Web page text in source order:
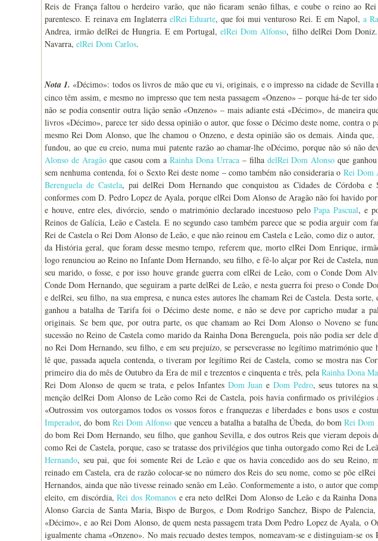
Reis de França faltou o herdeiro varão, que não ficaram senão filhas, e coube o reino ao
parentesco. E reinava em Inglaterra elRei Eduarte, que foi mui venturoso Rei. E em Napol, a
Andrea, irmão delRei de Hungria. E em Portugal,elRei Dom Alfonso, filho delRei Dom
Navarra, elRei Dom Carlos.
Nota 1. «Décimo»: todos os livros de mão que eu vi, originais, e o impresso na cidade de Sevilla
cinco têm assim, e mesmo no impresso que tem nesta passagem «Onzeno» – porque há-de ter
não se podia consentir outra lição senão «Onzeno» – mais adiante está «Décimo», de maneira
livros «Décimo», parece ter sido dessa opinião o autor, que fosse o Décimo deste nome, contra o
mesmo Rei Dom Alonso, que lhe chamou o Onzeno, e desta opinião são os demais. Ainda
fundou, ao que eu creio, numa mui patente razão ao chamar-lhe oDécimo, porque não só não
Alonso de Aragãoque casou com a Rainha Dona Urraca– filha delRei Dom Alonso que
sem nenhuma contenda, foi o Sexto Rei deste nome – como também não consideraria o Rei Dom
Berenguela de Castela, pai delRei Dom Hernando que conquistou as Cidades de Córdoba
conformes com D. Pedro Lopez de Ayala, porque elRei Dom Alonso de Aragão não foi havido
e houve, entre eles, divórcio, sendo o matrimónio declarado incestuoso peloPapa Pascual, e
Reinos de Galícia, Leão e Castela. E no segundo caso também parece que se podia arguir com
Rei de Castela o Rei Dom Alonso de Leão, e que não reinou em Castela e Leão, como diz o autor,
da História geral, que foram desse mesmo tempo, referem que, morto elRei Dom Enrique,
logo renunciou ao Reino no Infante Dom Hernando, seu filho, e fê-lo alçar por Rei de Castela,
seu marido, o fosse, e por isso houve grande guerra com elRei de Leão, com o Conde Dom
Conde Dom Hernando, que seguiram a parte delRei de Leão, e nesta guerra foi preso o Conde
e delRei, seu filho, na sua empresa, e nunca estes autores lhe chamam Rei de Castela. Desta
ganhou a batalha de Tarifa foi o Décimo deste nome, e não se deve por capricho mudar a
originais. Se bem que, por outra parte, os que chamam ao Rei Dom Alonso o Noveno se
sucessão no Reino de Castela como marido da Rainha Dona Berenguela, pois não podia ser dele
no Rei Dom Hernando, seu filho, e em seu prejuízo, se perseverasse no legítimo matrimónio que
lê que, passada aquela contenda, o tiveram por legítimo Rei de Castela, como se mostra nas
primeiro dia do mês de Outubro da Era de mil e trezentos e cinquenta e três, pelaRainha Dona
Rei Dom Alonso de quem se trata, e pelos Infantes Dom Juan e Dom Pedro, seus tutores na
menção delRei Dom Alonso de Leão como Rei de Castela, pois havia confirmado os privilégios
«Outrossim vos outorgamos todos os vossos foros e franquezas e liberdades e bons usos e
Imperador, do bom Rei Dom Alfonso que venceu a batalha a batalha de Úbeda, do bom Rei Dom
do bom Rei Dom Hernando, seu filho, que ganhou Sevilla, e dos outros Reis que vieram depois
como Rei de Castela, porque, caso se tratasse dos privilégios que tinha outorgado como Rei de
Hernando, seu pai, que foi somente Rei de Leão e que os havia concedido aos do seu Reino,
reinado em Castela, era de razão colocar-se no número dos Reis do seu nome, como se põe
Hernandos, ainda que não tivesse reinado senão em Leão. Conformemente a isto, o autor que
eleito, em discórdia,Rei dos Romanose era neto delRei Dom Alonso de Leão e da Rainha
Alonso Garcia de Santa Maria, Bispo de Burgos, e Dom Rodrigo Sanchez, Bispo de Palencia,
«Décimo», e ao Rei Dom Alonso, de quem nesta passagem trata Dom Pedro Lopez de Ayala, o
igualmente chama «Onzeno». No mais recuado destes tempos, nomeavam-se e distinguiam-se